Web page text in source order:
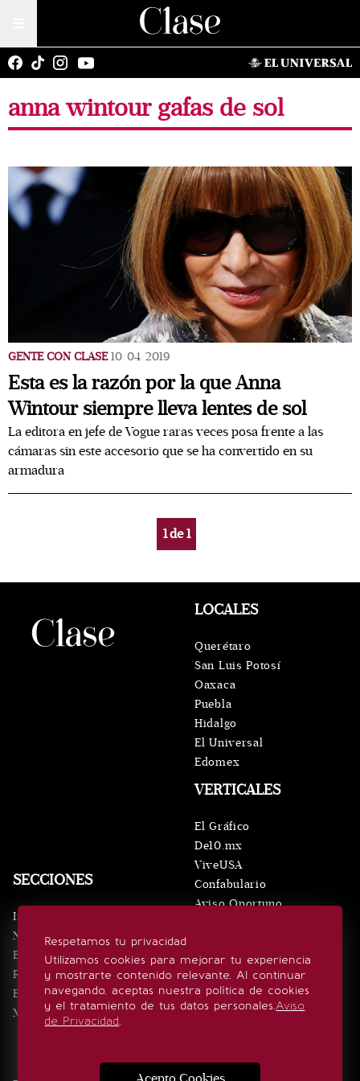
anna wintour gafas de sol
GENTE CON CLASE 10/04/2019
Esta es la razón por la que Anna
Wintour siempre lleva lentes de sol
La editora en jefe de Vogue raras veces posa frente a las
cámaras sin este accesorio que se ha convertido en su
armadura
1de1
Respetamos tu privacidad
Utilizamos cookies para mejorar tu experiencia
y mostrarte contenido relevante. Al continuar
navegando, aceptas nuestra política de cookies
y el tratamiento de tus datos personales.Aviso
de Privacidad.
SECCIONES
Inicio
Noticias
Eventos
Realeza
Estilo de vida
Minuto x Minuto
VERTICALES
El Gráfico
De10.mx
ViveUSA
Confabulario
Aviso Oportuno
LOCALES
Querétaro
San Luis Potosí
Oaxaca
Puebla
Hidalgo
El Universal
Edomex
SÍGUENOS